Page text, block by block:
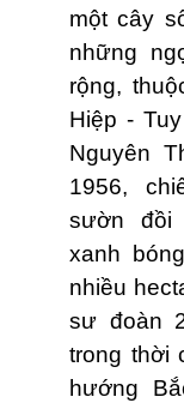
một cây
những
rộng,
Hiệp -
Nguyên
1956,
sườn đồi
xanh
nhiều
sư đoàn
trong thời
hướng